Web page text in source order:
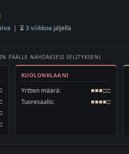
| ⏳ 3 viikkoa jäljellä
PÄÄLLE NÄHDÄKSESI SELITYKSEN)
KUOLONKLAANI
Yrttien määrä:
■■■□□
Tuoresaalis:
■■■■□